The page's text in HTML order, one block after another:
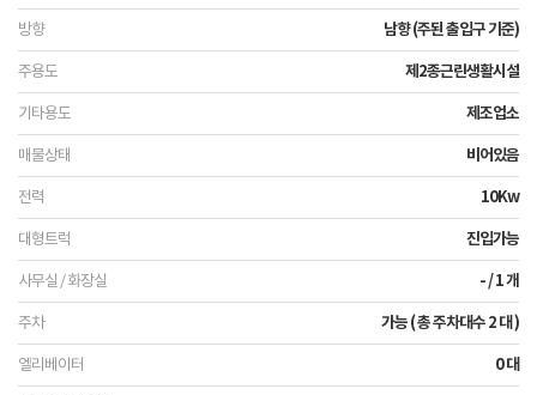
남향 (주된 출입구 기준)
제2종근린생활시설
제조업소
비어있음
10Kw
진입가능
- / 1 개
가능 ( 총 주차대수 2 대 )
0 대